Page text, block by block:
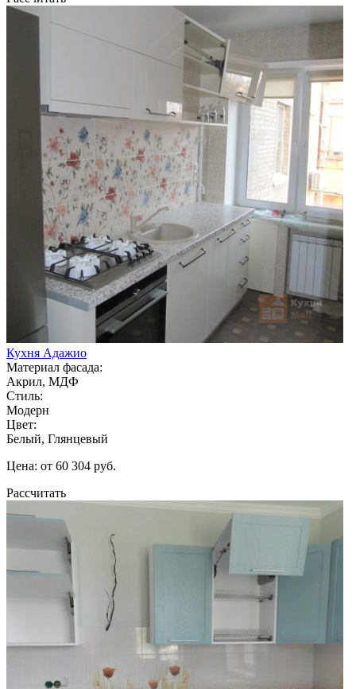
Кухня Адажио
Материал фасада:
Акрил, МДФ
Стиль:
Модерн
Цвет:
Белый, Глянцевый
Цена: от 60 304 руб.
Рассчитать